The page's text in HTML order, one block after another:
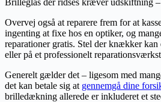
Overvej også at reparere frem for at
ingenting at fixe hos en optiker, og
reparationer gratis. Stel der knækker
eller på et professionelt
Generelt gælder det – ligesom med
det kan betale sig at gennemgå dine
brilledækning allerede er inkluderet et